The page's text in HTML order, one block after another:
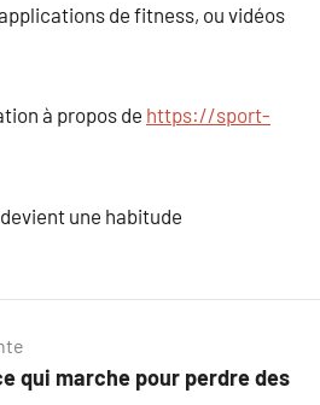
de fitness, ou vidéos
à propos de https://sport-
une habitude
qui marche pour perdre des